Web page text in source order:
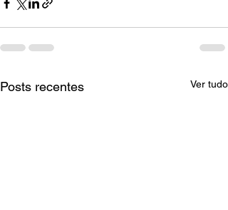
Posts recentes Ver tudo